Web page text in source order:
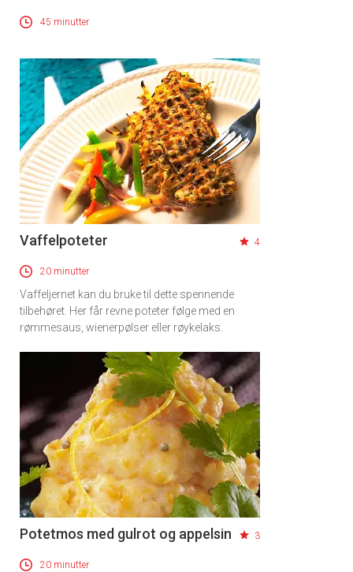
45 minutter
Vaffelpoteter 4
20 minutter
Vaffeljernet kan du bruke til dette spennende
tilbehøret. Her får revne poteter følge med en
rømmesaus, wienerpølser eller røykelaks.
Potetmos med gulrot og appelsin 3
20 minutter